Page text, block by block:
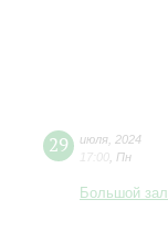
29 июля 2024
17:00 Пн
Большой зал